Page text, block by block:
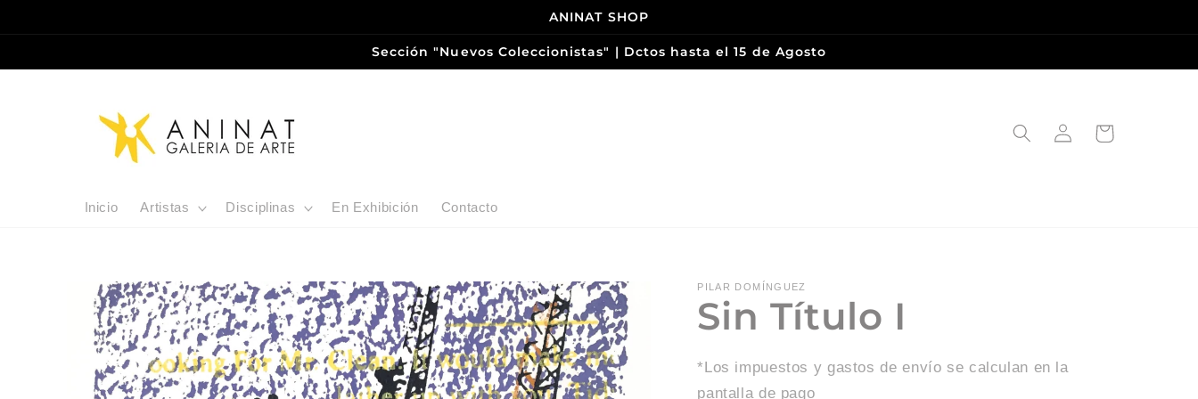
ANINAT SHOP
Sección "Nuevos Coleccionistas" | Dctos hasta el 15 de Agosto
Inicio Artistas Disciplinas En Exhibición Contacto
Iniciar
sesión
Carrito
directamente
a la
información
del producto
PILAR DOMÍNGUEZ
Sin Título I
*Los impuestos y gastos de envío se calculan en la
pantalla de pago